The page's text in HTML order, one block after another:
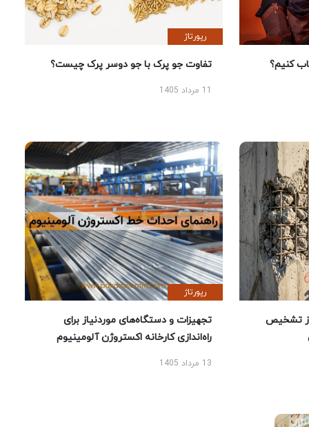
کنیم؟
رپورتاژ
تفاوت جو پرک با جو دوسر پرک چیست؟
تشخیص
رپورتاژ
تجهیزات و دستگاه‌های موردنیاز برای
راه‌اندازی کارخانه اکستروژن آلومینیوم
13 مرداد 1405